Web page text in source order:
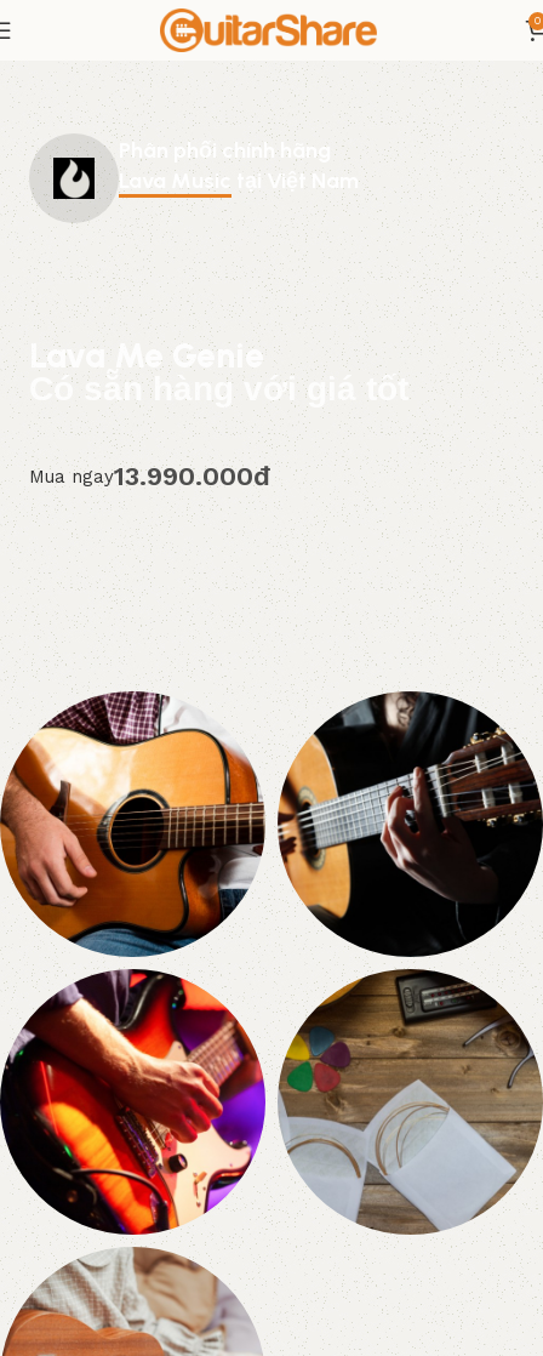
0
Phân phối chính hãng
Lava Music tại Việt Nam
Lava Me Genie
Có sẵn hàng với giá tốt
Mua ngay13.990.000đ
Acoustic
11 products
Classic
0 products
Electric
0 products
Phụ Kiện
0 products